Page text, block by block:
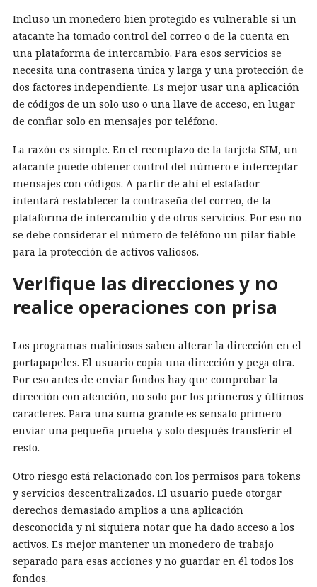
Incluso un monedero bien protegido es vulnerable si un
atacante ha tomado control del correo o de la cuenta en
una plataforma de intercambio. Para esos servicios se
necesita una contraseña única y larga y una protección de
dos factores independiente. Es mejor usar una aplicación
de códigos de un solo uso o una llave de acceso, en lugar
de confiar solo en mensajes por teléfono.
La razón es simple. En el reemplazo de la tarjeta SIM, un
atacante puede obtener control del número e interceptar
mensajes con códigos. A partir de ahí el estafador
intentará restablecer la contraseña del correo, de la
plataforma de intercambio y de otros servicios. Por eso no
se debe considerar el número de teléfono un pilar fiable
para la protección de activos valiosos.
Verifique las direcciones y no
realice operaciones con prisa
Los programas maliciosos saben alterar la dirección en el
portapapeles. El usuario copia una dirección y pega otra.
Por eso antes de enviar fondos hay que comprobar la
dirección con atención, no solo por los primeros y últimos
caracteres. Para una suma grande es sensato primero
enviar una pequeña prueba y solo después transferir el
resto.
Otro riesgo está relacionado con los permisos para tokens
y servicios descentralizados. El usuario puede otorgar
derechos demasiado amplios a una aplicación
desconocida y ni siquiera notar que ha dado acceso a los
activos. Es mejor mantener un monedero de trabajo
separado para esas acciones y no guardar en él todos los
fondos.